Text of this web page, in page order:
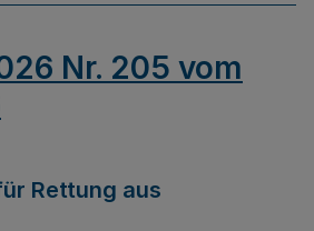
Nr. 205 vom
Rettung aus